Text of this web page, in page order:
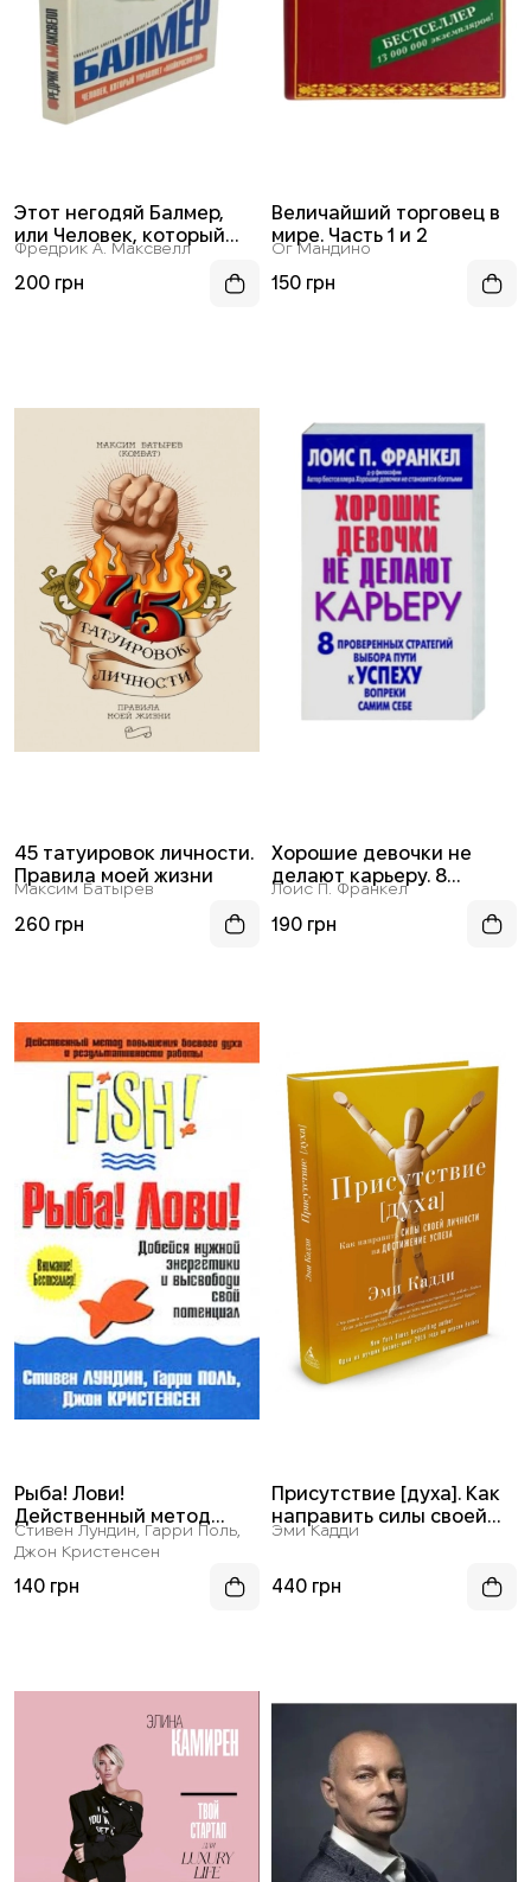
Этот негодяй Балмер,
или Человек, который
управляет
“Майкрософтом”
Фредрик А. Максвелл
200 грн
Величайший торговец в
мире. Часть 1 и 2
Ог Мандино
150 грн
45 татуировок личности.
Правила моей жизни
Максим Батырев
260 грн
Хорошие девочки не
делают карьеру. 8
проверенных стратегий
выбора пути к успеху
Лоис П. Франкел
190 грн
Рыба! Лови!
Действенный метод
повышения боевого духа
и результативности
работы
Стивен Лундин, Гарри Поль,
Джон Кристенсен
140 грн
Присутствие [духа]. Как
направить силы своей
личности на достижение
Эми Кадди
440 грн